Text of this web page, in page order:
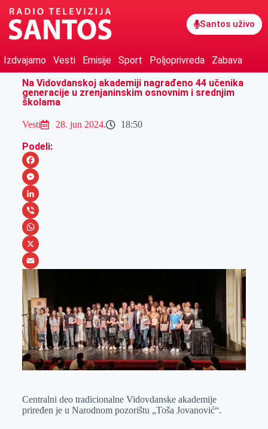
Santos uživo
Izdvajamo Vesti Emisije Sport Poljoprivreda
Zabava
Na Vidovdanskoj akademiji nagrađeno 44 učenika
generacije u zrenjaninskim osnovnim i srednjim
školama
Vesti 28. jun 2024. 18:50
Podeli:
F
a
c
e
b
o
o
k
M
e
s
s
e
n
g
e
r
L
i
n
k
e
d
I
n
V
i
b
e
r
W
h
a
t
s
A
p
p
X
E
m
a
i
l
Centralni deo tradicionalne Vidovdanske akademije
priređen je u Narodnom pozorištu „Toša Jovanović“.